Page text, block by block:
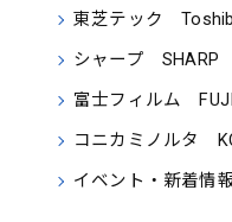
東芝テック
シャープ SHARP
富士フィルム
コニカミノルタ
イベント・新着情